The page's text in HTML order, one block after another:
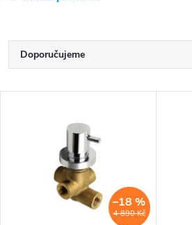
Ř
a
Doporučujeme
Nejprodávanější
Abecedně
4 890 Kč
–18 %